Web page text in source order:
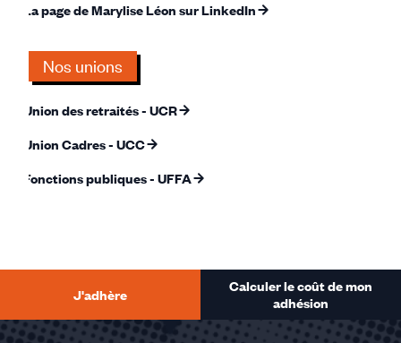
La page de Marylise Léon sur LinkedIn
Nos unions
Union des retraités - UCR
Union Cadres - UCC
Fonctions publiques - UFFA
J'adhère
Calculer le coût de mon
adhésion